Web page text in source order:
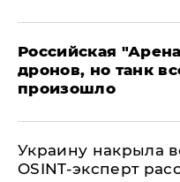
​Российская
дронов, но танк
произошло
​Украину накрыла
OSINT-эксперт